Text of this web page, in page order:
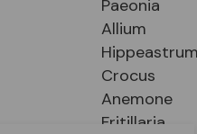
Paeonia
Allium
Crocus
Anemone
Fritillaria